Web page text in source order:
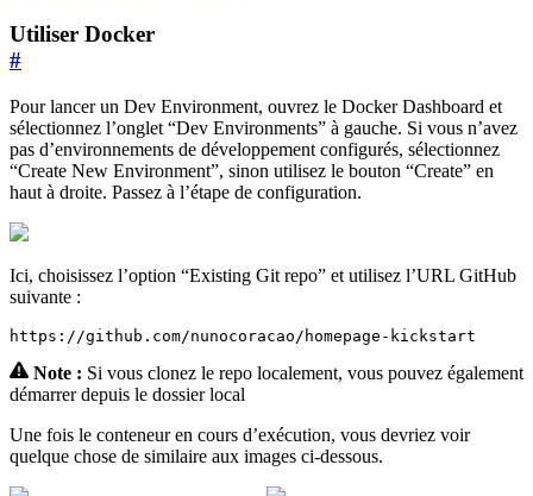
Utiliser Docker
#
Pour lancer un Dev Environment, ouvrez le Docker Dashboard et
sélectionnez l’onglet “Dev Environments” à gauche. Si vous n’avez
pas d’environnements de développement configurés, sélectionnez
“Create New Environment”, sinon utilisez le bouton “Create” en
haut à droite. Passez à l’étape de configuration.
Ici, choisissez l’option “Existing Git repo” et utilisez l’URL GitHub
suivante :
https://github.com/nunocoracao/homepage-kickstart
Note : Si vous clonez le repo localement, vous pouvez également
démarrer depuis le dossier local
Une fois le conteneur en cours d’exécution, vous devriez voir
quelque chose de similaire aux images ci-dessous.